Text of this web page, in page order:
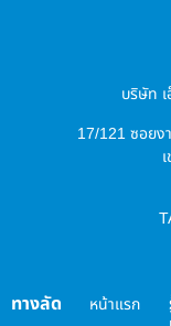
บริษัท
17/121 ซอยง
ทางลัด หน้าแรก